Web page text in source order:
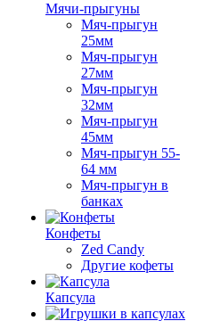
Мячи-прыгуны
Мяч-прыгун
25мм
Мяч-прыгун
27мм
Мяч-прыгун
32мм
Мяч-прыгун
45мм
Мяч-прыгун 55-
64 мм
Мяч-прыгун в
банках
Конфеты
Zed Candy
Другие кофеты
Капсула